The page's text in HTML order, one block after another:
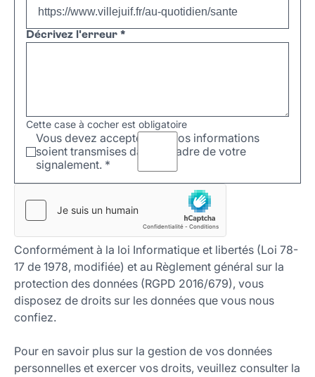
Décrivez l'erreur *
Cette case à cocher est obligatoire
Vous devez accepter que vos informations
soient transmises dans le cadre de votre
signalement. *
Conformément à la loi Informatique et libertés (Loi 78-
17 de 1978, modifiée) et au Règlement général sur la
protection des données (RGPD 2016/679), vous
disposez de droits sur les données que vous nous
confiez.
Pour en savoir plus sur la gestion de vos données
personnelles et exercer vos droits, veuillez consulter la